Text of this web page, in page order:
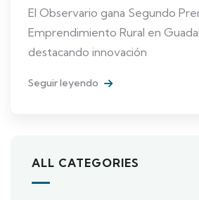
El Observario gana Segundo
Emprendimiento Rural en
destacando innovación
Seguir leyendo
ALL CATEGORIES